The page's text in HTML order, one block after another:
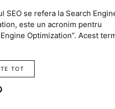
SEO se refera la Search
este un acronim pentru
Optimization”. Acest
TOT